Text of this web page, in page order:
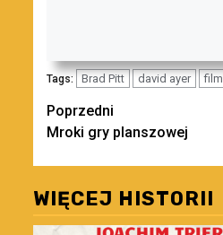
Tags: Brad Pitt david ayer film
Zobacz
wpisy
Poprzedni
Mroki gry planszowej
WIĘCEJ HISTORII